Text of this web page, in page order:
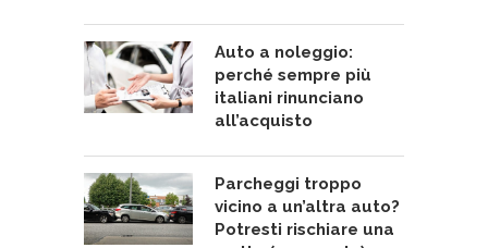
Auto a noleggio:
perché sempre più
italiani rinunciano
all’acquisto
Parcheggi troppo
vicino a un’altra auto?
Potresti rischiare una